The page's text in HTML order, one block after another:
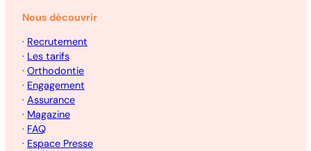
Nous découvrir
· Recrutement
· Les tarifs
· Orthodontie
· Engagement
· Assurance
· Magazine
· FAQ
· Espace Presse